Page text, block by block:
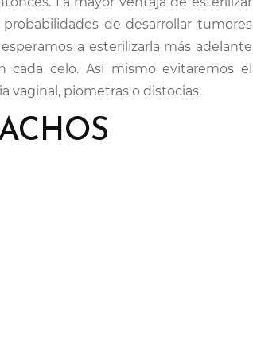
de desarrollar tumores
a esterilizarla más adelante
cada celo. Así mismo evitaremos el
vaginal, piometras o distocias.